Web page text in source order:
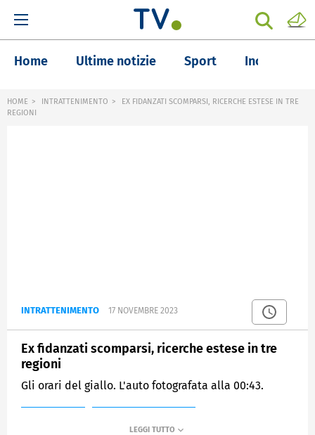
Home Ultime notizie Sport Inchieste
HOME INTRATTENIMENTO
EX FIDANZATI SCOMPARSI, RICERCHE ESTESE IN TRE
REGIONI
INTRATTENIMENTO 17 NOVEMBRE 2023
Ex fidanzati scomparsi, ricerche estese in tre
regioni
Gli orari del giallo. L'auto fotografata alla 00:43.